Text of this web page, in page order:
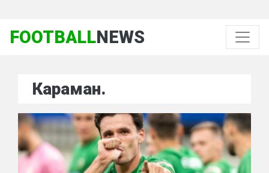
FOOTBALLNEWS
Караман.